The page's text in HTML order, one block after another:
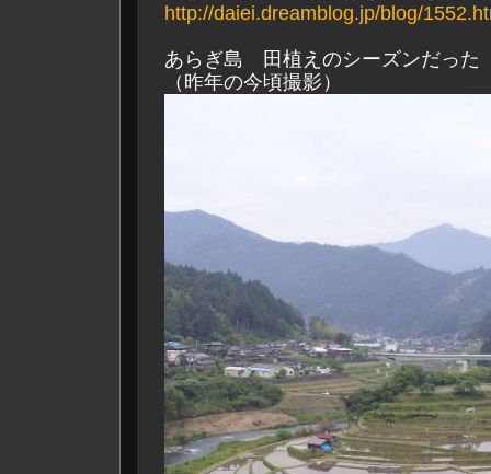
http://daiei.dreamblog.jp/blog/
あらぎ島 田植えのシーズンだった
（昨年の今頃撮影）